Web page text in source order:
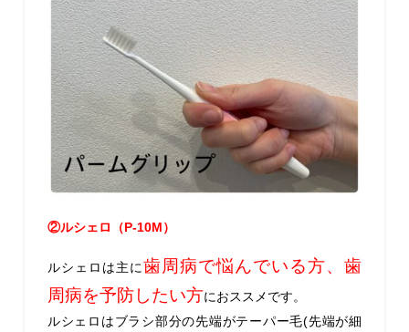
②ルシェロ（P-10M）
ルシェロは主に歯周病で悩んでいる方、歯
周病を予防したい方におススメです。
ルシェロはブラシ部分の先端がテーパー毛(先端が細